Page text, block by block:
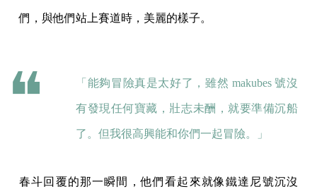
們，與他們站上賽道時，美麗的樣子。
「能夠冒險真是太好了，雖然 makubes 號沒
有發現任何寶藏，壯志未酬，就要準備沉船
了。但我很高興能和你們一起冒險。」
春斗回覆的那一瞬間，他們看起來就像鐵達尼號沉沒